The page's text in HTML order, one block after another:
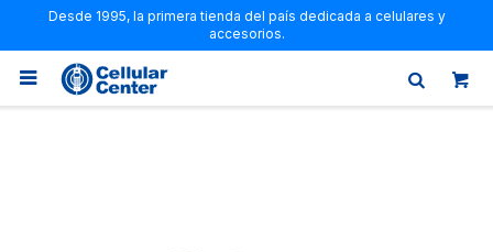
Desde 1995, la primera tienda del país dedicada a celulares y
accesorios.
